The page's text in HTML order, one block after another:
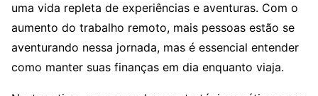
uma vida repleta de experiências e aventuras. Com o
aumento do trabalho remoto, mais pessoas estão se
aventurando nessa jornada, mas é essencial entender
como manter suas finanças em dia enquanto viaja.